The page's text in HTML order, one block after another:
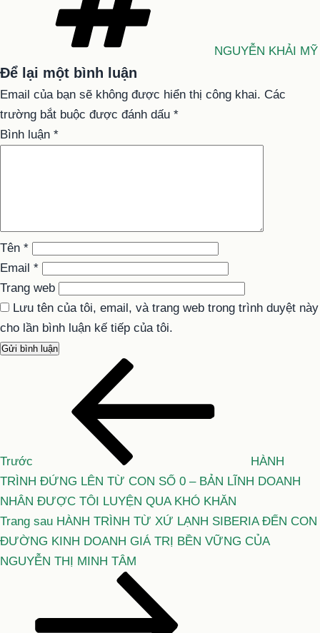
NGUYỄN KHẢI MỸ
Để lại một bình luận
Email của bạn sẽ không được hiển thị công khai. Các
trường bắt buộc được đánh dấu *
Bình luận *
Tên *
Email *
Trang web
Lưu tên của tôi, email, và trang web trong trình duyệt này
cho lần bình luận kế tiếp của tôi.
viết
Trước
HÀNH
TRÌNH ĐỨNG LÊN TỪ CON SỐ 0 – BẢN LĨNH DOANH
NHÂN ĐƯỢC TÔI LUYỆN QUA KHÓ KHĂN
Bài
tiếp
theo
Trang sau HÀNH TRÌNH TỪ XỨ LẠNH SIBERIA ĐẾN CON
ĐƯỜNG KINH DOANH GIÁ TRỊ BỀN VỮNG CỦA
NGUYỄN THỊ MINH TÂM